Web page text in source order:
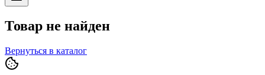
Товар не найден
Вернуться в каталог